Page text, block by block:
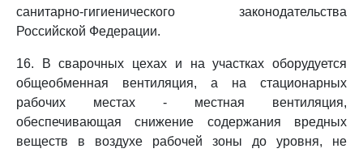
санитарно-гигиенического законодательства
Российской Федерации.
16. В сварочных цехах и на участках оборудуется
общеобменная вентиляция, а на стационарных
рабочих местах - местная вентиляция,
обеспечивающая снижение содержания вредных
веществ в воздухе рабочей зоны до уровня, не